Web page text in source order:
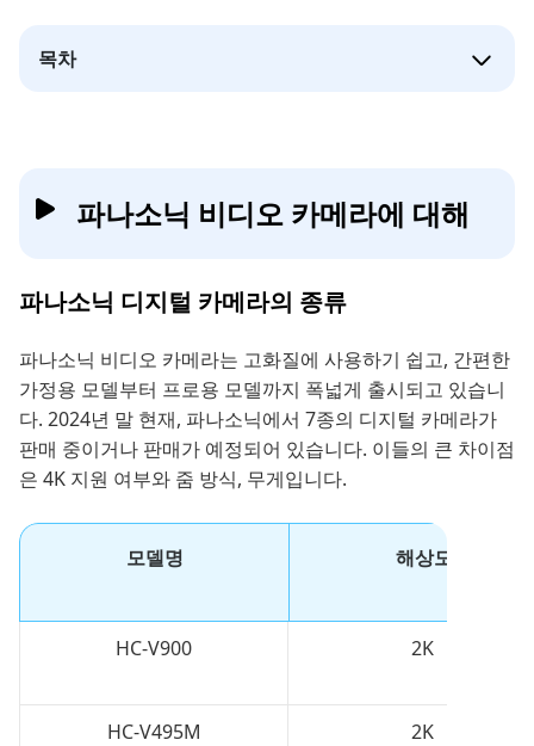
목차
파나소닉 비디오 카메라에 대해
파나소닉 디지털 카메라의 종류
파나소닉 비디오 카메라는 고화질에 사용하기 쉽고, 간편한
가정용 모델부터 프로용 모델까지 폭넓게 출시되고 있습니
다. 2024년 말 현재, 파나소닉에서 7종의 디지털 카메라가
판매 중이거나 판매가 예정되어 있습니다. 이들의 큰 차이점
은 4K 지원 여부와 줌 방식, 무게입니다.
모델명 해상도
HC-V900 2K
HC-V495M 2K